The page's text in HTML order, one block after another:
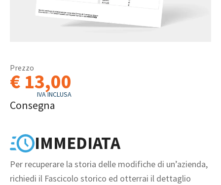
Prezzo
€ 13,00
IVA INCLUSA
Consegna
IMMEDIATA
Per recuperare la storia delle modifiche di un’azienda,
richiedi il Fascicolo storico ed otterrai il dettaglio